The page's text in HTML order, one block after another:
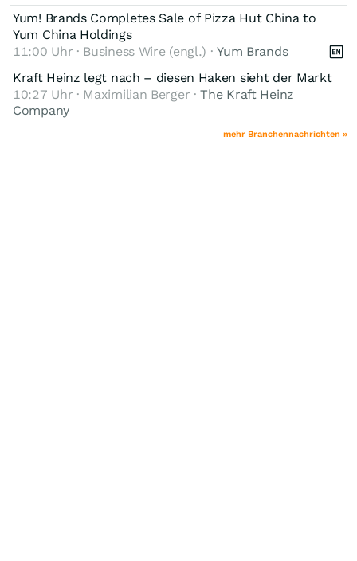
Yum! Brands Completes Sale of Pizza Hut China to
Yum China Holdings
11:00 Uhr · Business Wire (engl.) ·Yum Brands
Kraft Heinz legt nach – diesen Haken sieht der Markt
10:27 Uhr · Maximilian Berger ·The Kraft Heinz
Company
mehr Branchennachrichten »